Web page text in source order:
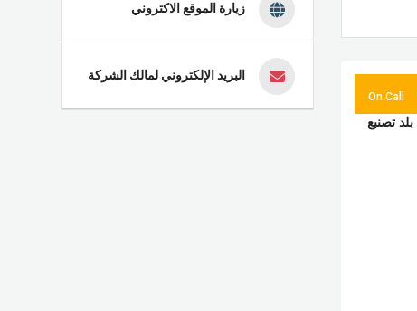
بلد تصنبع
On Call
زيارة الموقع الاكتروني
البريد الإلكتروني لمالك الشركة